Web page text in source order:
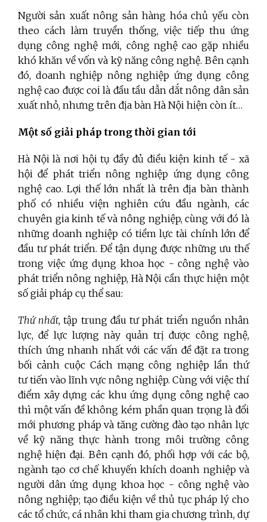
Người sản xuất nông sản hàng hóa chủ yếu còn
theo cách làm truyền thống, việc tiếp thu ứng
dụng công nghệ mới, công nghệ cao gặp nhiều
khó khăn về vốn và kỹ năng công nghệ. Bên cạnh
đó, doanh nghiệp nông nghiệp ứng dụng công
nghệ cao được coi là đầu tầu dẫn dắt nông dân sản
xuất nhỏ, nhưng trên địa bàn Hà Nội hiện còn ít…
Một số giải pháp trong thời gian tới
Hà Nội là nơi hội tụ đầy đủ điều kiện kinh tế - xã
hội để phát triển nông nghiệp ứng dụng công
nghệ cao. Lợi thế lớn nhất là trên địa bàn thành
phố có nhiều viện nghiên cứu đầu ngành, các
chuyên gia kinh tế và nông nghiệp, cùng với đó là
những doanh nghiệp có tiềm lực tài chính lớn để
đầu tư phát triển. Để tận dụng được những ưu thế
trong việc ứng dụng khoa học - công nghệ vào
phát triển nông nghiệp, Hà Nội cần thực hiện một
số giải pháp cụ thể sau:
Thứ nhất, tập trung đầu tư phát triển nguồn nhân
lực, để lực lượng này quản trị được công nghệ,
thích ứng nhanh nhất với các vấn đề đặt ra trong
bối cảnh cuộc Cách mạng công nghiệp lần thứ
tư tiến vào lĩnh vực nông nghiệp. Cùng với việc thí
điểm xây dựng các khu ứng dụng công nghệ cao
thì một vấn đề không kém phần quan trọng là đổi
mới phương pháp và tăng cường đào tạo nhân lực
về kỹ năng thực hành trong môi trường công
nghệ hiện đại. Bên cạnh đó, phối hợp với các bộ,
ngành tạo cơ chế khuyến khích doanh nghiệp và
người dân ứng dụng khoa học - công nghệ vào
nông nghiệp; tạo điều kiện về thủ tục pháp lý cho
các tổ chức, cá nhân khi tham gia chương trình, dự